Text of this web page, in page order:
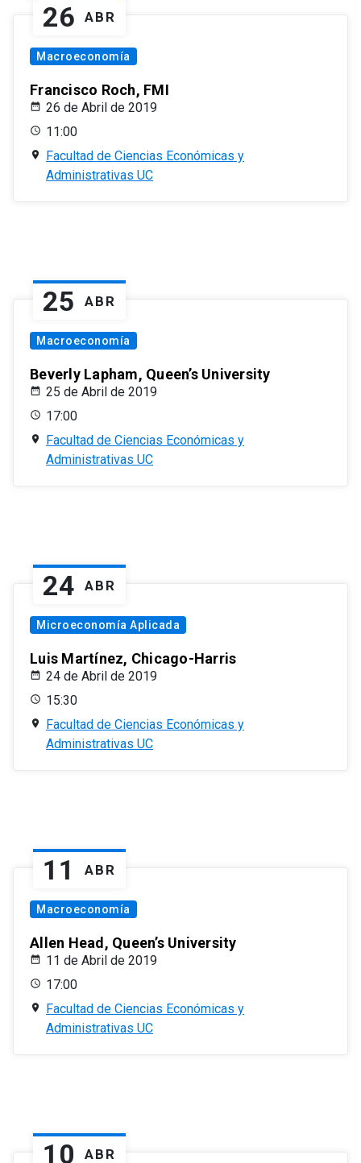
26 ABR
Macroeconomía
Francisco Roch, FMI
26 de Abril de 2019
11:00
Facultad de Ciencias Económicas y
Administrativas UC
25 ABR
Macroeconomía
Beverly Lapham, Queen’s University
25 de Abril de 2019
17:00
Facultad de Ciencias Económicas y
Administrativas UC
24 ABR
Microeconomía Aplicada
Luis Martínez, Chicago-Harris
24 de Abril de 2019
15:30
Facultad de Ciencias Económicas y
Administrativas UC
11 ABR
Macroeconomía
Allen Head, Queen’s University
11 de Abril de 2019
17:00
Facultad de Ciencias Económicas y
Administrativas UC
10 ABR